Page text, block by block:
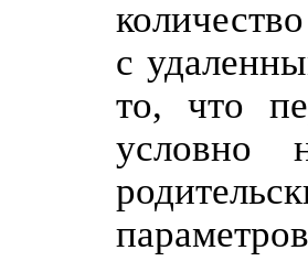
с
то, что
условно